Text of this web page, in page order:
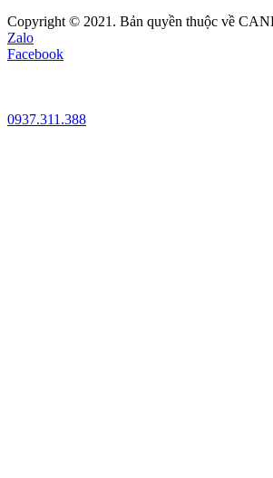
Copyright © 2021. Bản quyền thuộc về
Zalo
Facebook
0937.311.388